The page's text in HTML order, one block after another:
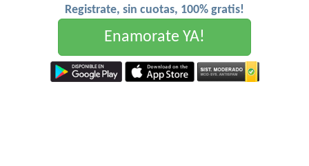
Registrate, sin cuotas, 100% gratis!
Enamorate YA!